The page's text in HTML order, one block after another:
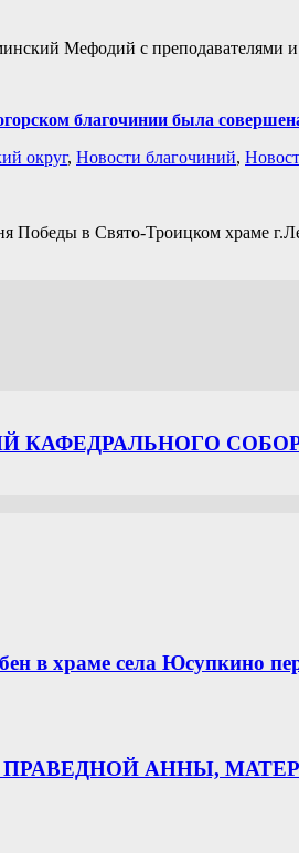
Мефодий с
благочинии была
округ, Новости благочиний,
Победы в Свято-Троицком храме
в храме села Юсупкино
АННЫ,